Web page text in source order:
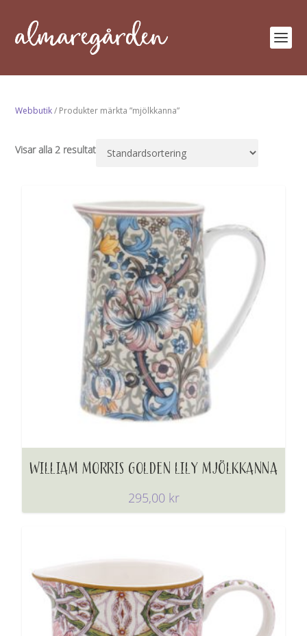
Webbutik/ Produkter märkta ”mjölkkanna”
Visar alla 2 resultat
WILLIAM MORRIS GOLDEN LILY MJÖLKKANNA
295,00 kr